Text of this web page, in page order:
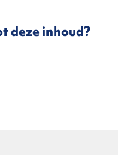
deze inhoud?